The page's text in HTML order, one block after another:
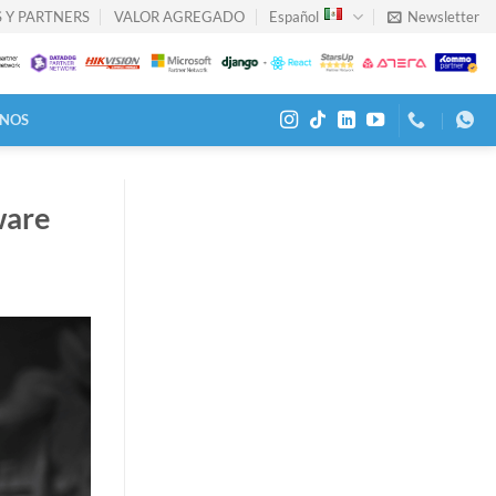
PARTNERS VALOR AGREGADO Español Newsletter